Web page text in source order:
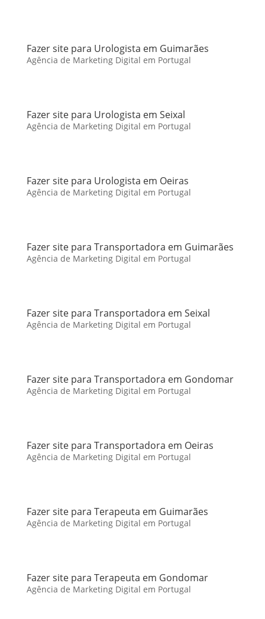
Fazer site para Urologista em Guimarães
Agência de Marketing Digital em Portugal
Fazer site para Urologista em Seixal
Agência de Marketing Digital em Portugal
Fazer site para Urologista em Oeiras
Agência de Marketing Digital em Portugal
Fazer site para Transportadora em Guimarães
Agência de Marketing Digital em Portugal
Fazer site para Transportadora em Seixal
Agência de Marketing Digital em Portugal
Fazer site para Transportadora em Gondomar
Agência de Marketing Digital em Portugal
Fazer site para Transportadora em Oeiras
Agência de Marketing Digital em Portugal
Fazer site para Terapeuta em Guimarães
Agência de Marketing Digital em Portugal
Fazer site para Terapeuta em Gondomar
Agência de Marketing Digital em Portugal